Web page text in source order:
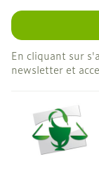
En cliquant sur
newsletter et